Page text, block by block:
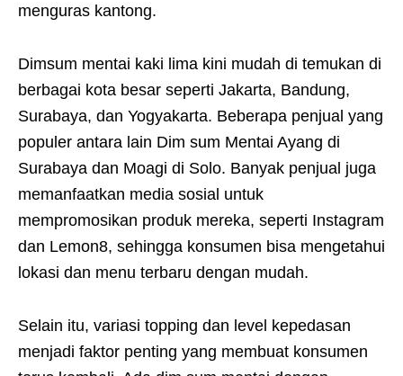
menguras kantong.
Dimsum mentai kaki lima kini mudah di temukan di
berbagai kota besar seperti Jakarta, Bandung,
Surabaya, dan Yogyakarta. Beberapa penjual yang
populer antara lain Dim sum Mentai Ayang di
Surabaya dan Moagi di Solo. Banyak penjual juga
memanfaatkan media sosial untuk
mempromosikan produk mereka, seperti Instagram
dan Lemon8, sehingga konsumen bisa mengetahui
lokasi dan menu terbaru dengan mudah.
Selain itu, variasi topping dan level kepedasan
menjadi faktor penting yang membuat konsumen